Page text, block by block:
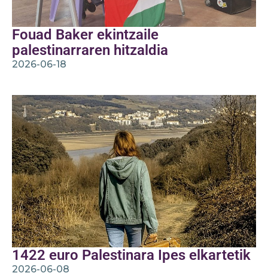
Fouad Baker ekintzaile
palestinarraren hitzaldia
2026-06-18
1422 euro Palestinara Ipes elkartetik
2026-06-08